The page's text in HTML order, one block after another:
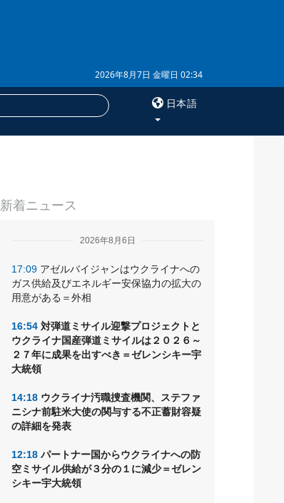
2026年8月7日 金曜日 02:34
日本語
購読
新着ニュース
2026年8月6日
17:09 アゼルバイジャンはウクライナへの
ガス供給及びエネルギー安保協力の拡大の
用意がある＝外相
16:54 対弾道ミサイル迎撃プロジェクトと
ウクライナ国産弾道ミサイルは２０２６～
２７年に成果を出すべき＝ゼレンシキー宇
大統領
14:18 ウクライナ汚職捜査機関、ステファ
ニシナ前駐米大使の関与する不正蓄財容疑
の詳細を発表
12:18 パートナー国からウクライナへの防
空ミサイル供給が３分の１に減少＝ゼレン
シキー宇大統領